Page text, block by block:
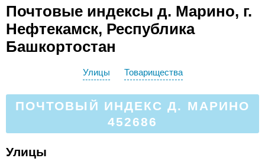
Почтовые индексы д. Марино, г.
Нефтекамск, Республика
Башкортостан
Улицы Товарищества
ПОЧТОВЫЙ ИНДЕКС Д. МАРИНО
452686
Улицы